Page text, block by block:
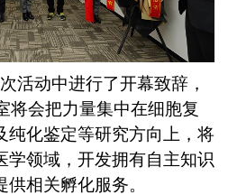
活动中进行了开幕致辞，
将会把力量集中在细胞复
纯化鉴定等研究方向上，将
学领域，开发拥有自主知识
相关孵化服务。